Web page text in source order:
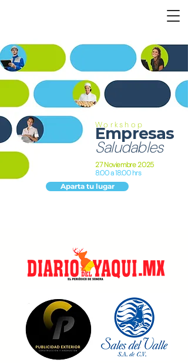
Workshop
Empresas
Saludables
27 Noviembre 2025
8:00 a 18:00 hrs
Aparta tu lugar